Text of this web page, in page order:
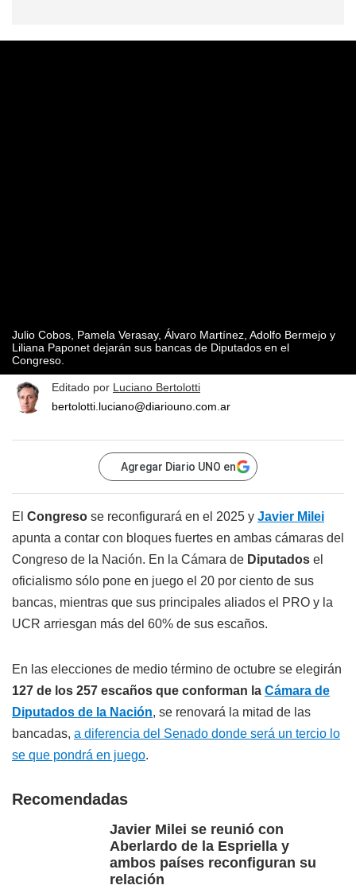
Julio Cobos, Pamela Verasay, Álvaro Martínez, Adolfo Bermejo y
Liliana Paponet dejarán sus bancas de Diputados en el
Congreso.
Editado por Luciano Bertolotti
bertolotti.luciano@diariouno.com.ar
Agregar Diario UNO en
El Congreso se reconfigurará en el 2025 y Javier Milei
apunta a contar con bloques fuertes en ambas cámaras del
Congreso de la Nación. En la Cámara de Diputados el
oficialismo sólo pone en juego el 20 por ciento de sus
bancas, mientras que sus principales aliados el PRO y la
UCR arriesgan más del 60% de sus escaños.
En las elecciones de medio término de octubre se elegirán
127 de los 257 escaños que conforman la Cámara de
Diputados de la Nación, se renovará la mitad de las
bancadas, a diferencia del Senado donde será un tercio lo
se que pondrá en juego.
Recomendadas
Javier Milei se reunió con
Aberlardo de la Espriella y
ambos países reconfiguran su
relación